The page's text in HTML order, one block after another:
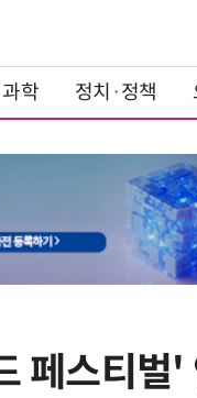
과학 정치·정책
페스티벌'